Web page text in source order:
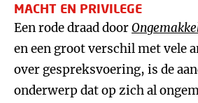
MACHT EN PRIVILEGE
Een rode draad door
en een groot verschil met vele
over gespreksvoering, is de
onderwerp dat op zich al